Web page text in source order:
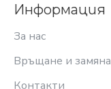
Информация
За нас
Връщане и замяна
Контакти